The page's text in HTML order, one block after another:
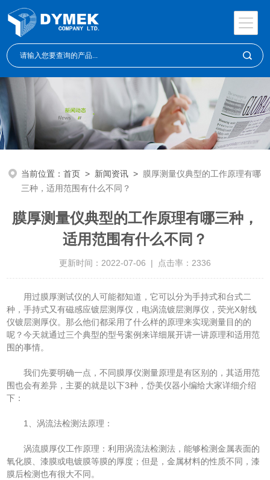
当前位置：首页 > 新闻资讯 > 膜厚测量仪典型的工作原理有哪
三种，适用范围有什么不同？
膜厚测量仪典型的工作原理有哪三种，
适用范围有什么不同？
更新时间：2022-07-06 | 点击率：2336
用过膜厚测试仪的人可能都知道，它可以分为手持式和台式二
种，手持式又有磁感应镀层测厚仪，电涡流镀层测厚仪，荧光X射线
仪镀层测厚仪。那么他们都采用了什么样的原理来实现测量目的的
呢？今天就通过三个典型的型号案例来详细展开讲一讲原理和适用范
围的事情。
我们先要明确一点，不同膜厚仪测量原理是有区别的，其适用范
围也会有差异，主要的就是以下3种，岱美仪器小编给大家详细介绍
下：
1、涡流法检测法原理：
涡流膜厚仪工作原理：利用涡流法检测法，能够检测金属表面的
氧化膜、漆膜或电镀膜等膜的厚度；但是，金属材料的性质不同，漆
膜后检测也有很大不同。